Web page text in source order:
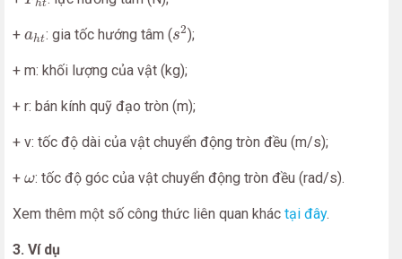
ht
+ aht
ah t: gia tốc hướng tâm (s2
s2);
+ m: khối lượng của vật (kg);
+ r: bán kính quỹ đạo tròn (m);
+ v: tốc độ dài của vật chuyển động tròn đều (m/s);
+ ω
ω: tốc độ góc của vật chuyển động tròn đều (rad/s).
Xem thêm một số công thức liên quan khác tại đây.
3. Ví dụ